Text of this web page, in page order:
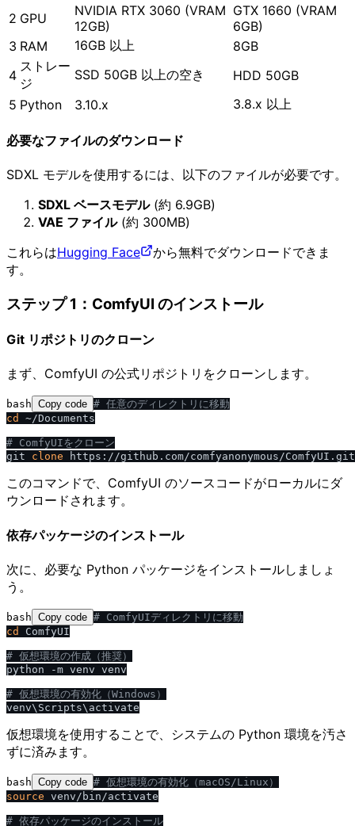
2 GPU
NVIDIA RTX 3060 (VRAM
12GB)
GTX 1660 (VRAM
6GB)
3 RAM 16GB 以上
8GB
4
ストレー
ジ
SSD 50GB 以上の空き
HDD 50GB
5 Python 3.10.x 3.8.x 以上
必要なファイルのダウンロード
SDXL モデルを使用するには、以下のファイルが必要です。
SDXL ベースモデル(約 6.9GB)
VAE ファイル(約 300MB)
これらはHugging Face
から無料でダウンロードできま
す。
ステップ 1：ComfyUI のインストール
Git リポジトリのクローン
まず、ComfyUI の公式リポジトリをクローンします。
bash Copy code # 任意のディレクトリに移動
cd
~/Documents
# ComfyUIをクローン
git clone
このコマンドで、ComfyUI のソースコードがローカルにダ
ウンロードされます。
依存パッケージのインストール
次に、必要な Python パッケージをインストールしましょ
う。
bash Copy code # ComfyUIディレクトリに移動
cd
ComfyUI
# 仮想環境の作成（推奨）
python -m venv venv
# 仮想環境の有効化（Windows）
仮想環境を使用することで、システムの Python 環境を汚さ
ずに済みます。
bash Copy code # 仮想環境の有効化（macOS /Linux）
source venv/bin/activate
# 依存パッケージのインストール